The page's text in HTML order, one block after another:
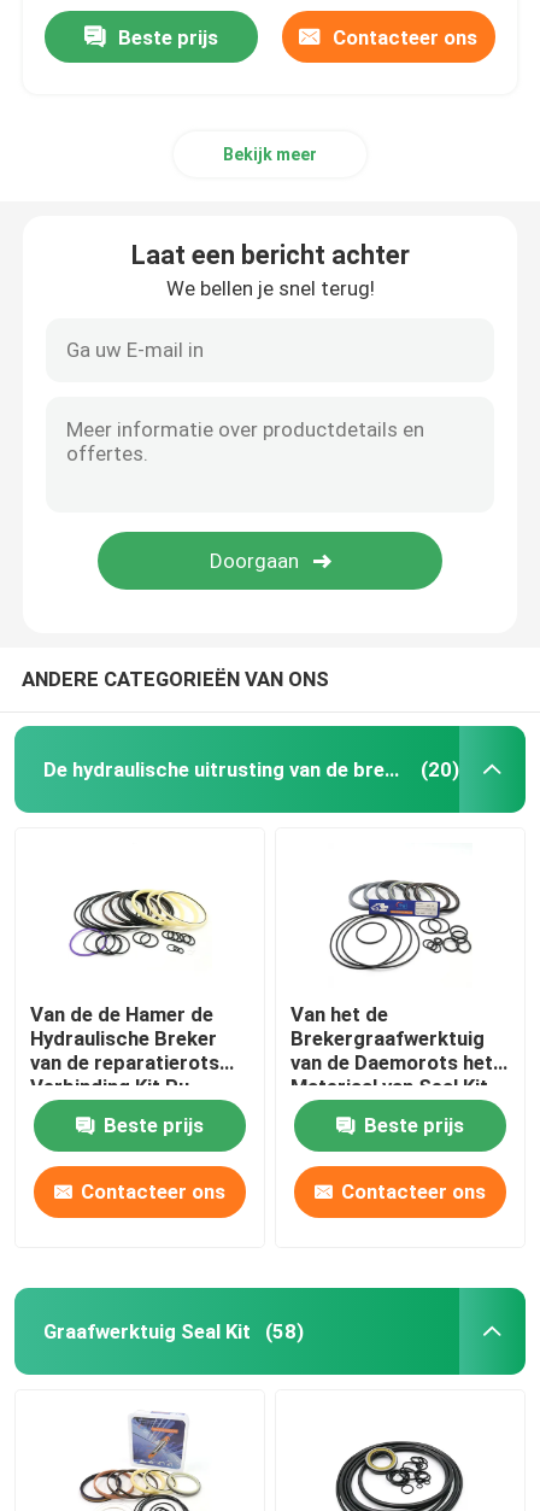
Beste prijs Contacteer ons
Bekijk meer
Laat een bericht achter
We bellen je snel terug!
ANDERE CATEGORIEËN VAN ONS
De hydraulische uitrusting van de brekerverbinding (20)
Van de de Hamer de
Hydraulische Breker
van de reparatierots
Verbinding Kit Pu
Rubber For Sb 81
Beste prijs
Contacteer ons
Van het de
Brekergraafwerktuig
van de Daemorots het
Materiaal van Seal Kit
PTFE voor DMB 140
Beste prijs
Contacteer ons
Graafwerktuig Seal Kit (58)